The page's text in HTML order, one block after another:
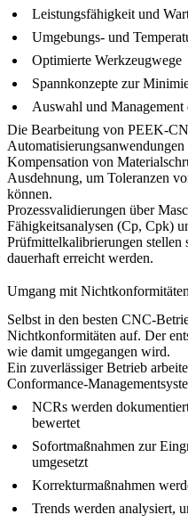
Leistungsfähigkeit und
Umgebungs- und
Optimierte Werkzeugwege
Spannkonzepte zur
Auswahl und
Die Bearbeitung von PEEK-
Automatisierungsanwendungen
Kompensation von
Ausdehnung, um Toleranzen
können.
Prozessvalidierungen über
Fähigkeitsanalysen (Cp, Cpk)
Prüfmittelkalibrierungen stellen
dauerhaft erreicht werden.
Umgang mit
Selbst in den besten CNC-
Nichtkonformitäten auf. Der
wie damit umgegangen wird.
Ein zuverlässiger Betrieb
Conformance-
NCRs werden
bewertet
Sofortmaßnahmen zur
umgesetzt
Korrekturmaßnahmen
Trends werden analysiert,